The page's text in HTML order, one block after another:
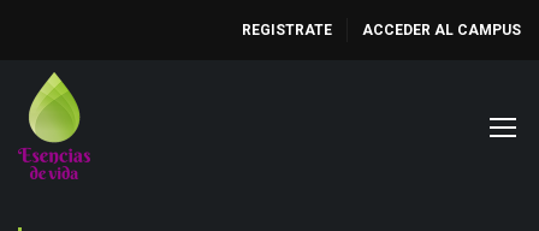
REGISTRATE ACCEDER AL CAMPUS